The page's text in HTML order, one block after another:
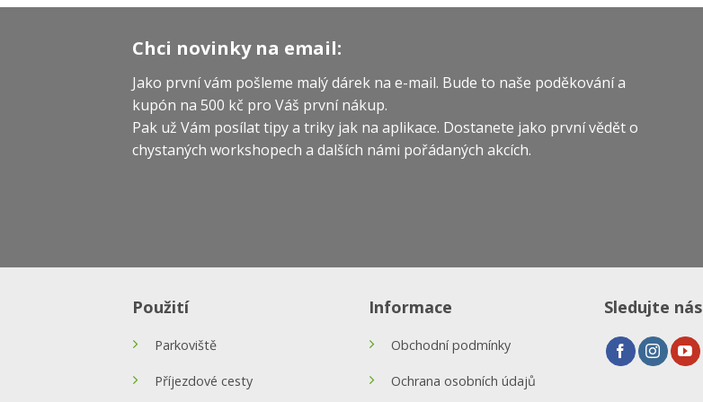
Chci novinky na email:
Jako první vám pošleme malý dárek na e-mail. Bude to naše poděkování a
kupón na 500 kč pro Váš první nákup.
Pak už Vám posílat tipy a triky jak na aplikace. Dostanete jako první vědět o
chystaných workshopech a dalších námi pořádaných akcích.
Použití
Parkoviště
Příjezdové cesty
Informace
Obchodní podmínky
Ochrana osobních údajů
Sledujte nás